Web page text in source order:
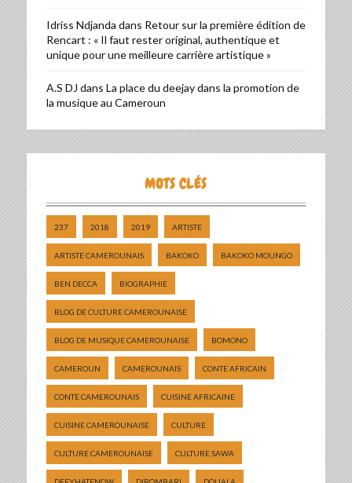
Idriss Ndjanda dans Retour sur la première édition de
Rencart : « Il faut rester original, authentique et
unique pour une meilleure carrière artistique »
A.S DJ dans La place du deejay dans la promotion de
la musique au Cameroun
MOTS CLÉS
237 2018 2019 ARTISTE
ARTISTE CAMEROUNAIS BAKOKO BAKOKO MOUNGO
BEN DECCA BIOGRAPHIE
BLOG DE CULTURE CAMEROUNAISE
BLOG DE MUSIQUE CAMEROUNAISE BOMONO
CAMEROUN CAMEROUNAIS CONTE AFRICAIN
CONTE CAMEROUNAIS CUISINE AFRICAINE
CUISINE CAMEROUNAISE CULTURE
CULTURE CAMEROUNAISE CULTURE SAWA